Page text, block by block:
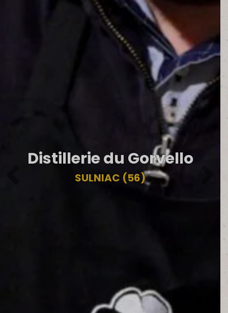
Distillerie du Gorvello
SULNIAC (56)